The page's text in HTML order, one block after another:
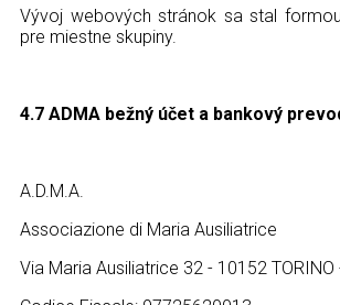
Vývoj webových stránok sa stal
pre miestne skupiny.
4.7 ADMA bežný účet a bankový
A.D.M.A.
Associazione di Maria Ausiliatrice
Via Maria Ausiliatrice 32 - 10152 TORINO